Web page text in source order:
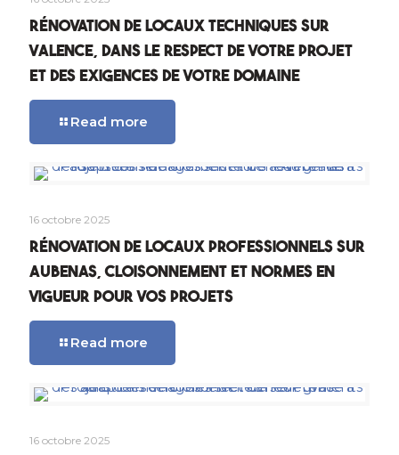
Rénovation de locaux techniques sur
Valence, dans le respect de votre projet
et des exigences de votre domaine
Read more
16 octobre 2025
Rénovation de locaux professionnels sur
Aubenas, cloisonnement et normes en
vigueur pour vos projets
Read more
16 octobre 2025